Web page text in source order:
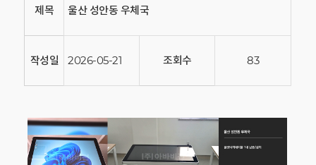
제목 울산 성안동 우체국
작성일 2026-05-21 조회수 83